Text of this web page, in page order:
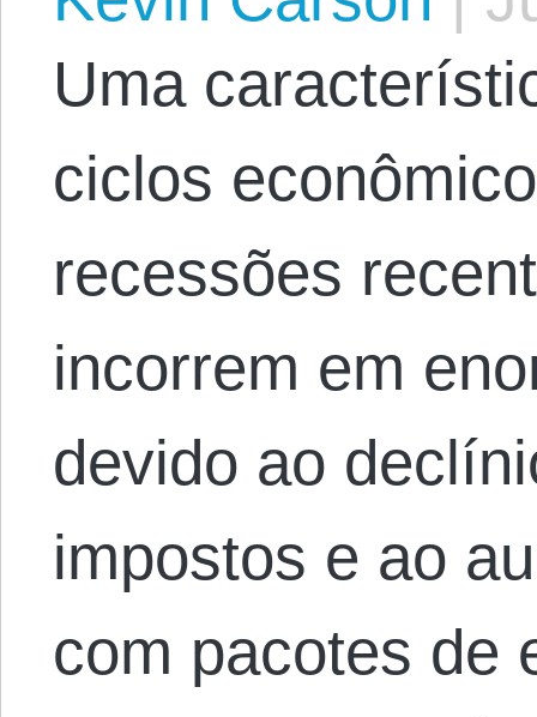
Uma
ciclos
recessões
incorrem em
devido ao
impostos e ao
com pacotes de